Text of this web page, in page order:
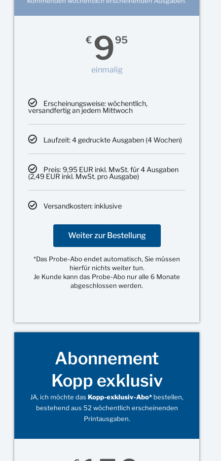
€ 995
einmalig
Erscheinungsweise: wöchentlich,
versandfertig an jedem Mittwoch
Laufzeit: 4 gedruckte Ausgaben (4 Wochen)
Preis: 9,95 EUR inkl. MwSt. für 4 Ausgaben
(2,49 EUR inkl. MwSt. pro Ausgabe)
Versandkosten: inklusive
Weiter zur Bestellung
*Das Probe-Abo endet automatisch, Sie müssen
hierfür nichts weiter tun.
Je Kunde kann das Probe-Abo nur alle 6 Monate
abgeschlossen werden.
Abonnement
Kopp exklusiv
JA, ich möchte dasKopp-exklusiv-Abo* bestellen,
bestehend aus 52 wöchentlich erscheinenden
Printausgaben.